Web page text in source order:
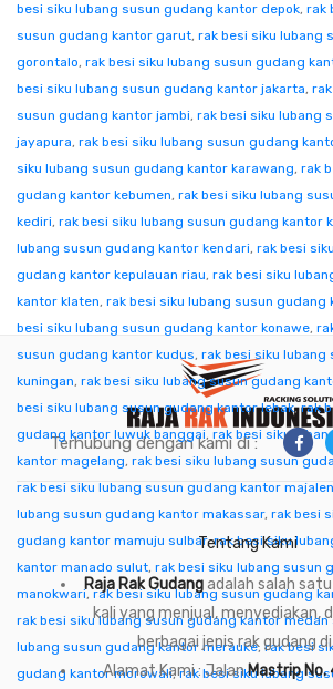
besi siku lubang susun gudang kantor depok, rak
susun gudang kantor garut, rak besi siku lubang
gorontalo, rak besi siku lubang susun gudang
besi siku lubang susun gudang kantor jakarta,
susun gudang kantor jambi, rak besi siku lubang
jayapura, rak besi siku lubang susun gudang
siku lubang susun gudang kantor karawang, rak
gudang kantor kebumen, rak besi siku lubang
kediri, rak besi siku lubang susun gudang kantor
lubang susun gudang kantor kendari, rak besi
gudang kantor kepulauan riau, rak besi siku
kantor klaten, rak besi siku lubang susun gudang
besi siku lubang susun gudang kantor konawe,
susun gudang kantor kudus, rak besi siku
kuningan, rak besi siku lubang susun gudang
besi siku lubang susun gudang kantor lebak,rak
gudang kantor luwuk banggai, rak besi siku
kantor magelang, rak besi siku lubang susun
rak besi siku lubang susun gudang kantor
lubang susun gudang kantor makassar, rak besi
gudang kantor mamuju sulbar,rak besi siku
kantor manado sulut, rak besi siku lubang susun
manokwari,rak besi siku lubang susun gudang
rak besi siku lubang susun gudang kantor medan
lubang susun gudang kantor merauke,rak besi
gudang kantor morowali,rak besi siku lubang
Terhubung dengan kami di :
Tentang Kami
Raja Rak Gudangadalah salah
kali yang menjual, menyediakan,
berbagai jenis rak gudang
Alamat Kami : JalanMastrip No.